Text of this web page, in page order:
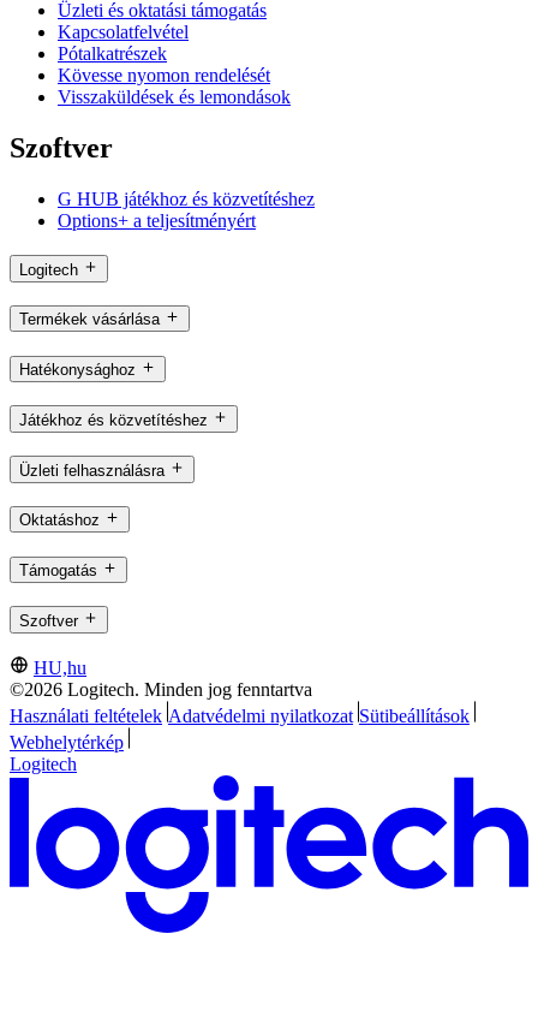
Üzleti és oktatási támogatás
Kapcsolatfelvétel
Pótalkatrészek
Kövesse nyomon rendelését
Visszaküldések és lemondások
Szoftver
G HUB játékhoz és közvetítéshez
Options+ a teljesítményért
Logitech
Termékek vásárlása
Hatékonysághoz
Játékhoz és közvetítéshez
Üzleti felhasználásra
Oktatáshoz
Támogatás
Szoftver
HU,hu
©2026 Logitech. Minden jog fenntartva
Használati feltételek Adatvédelmi nyilatkozat Sütibeállítások
Webhelytérkép
Logitech